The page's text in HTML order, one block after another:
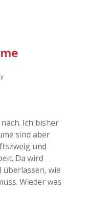
öffnen
Ich bisher
sind aber
und
Da wird
wie
Wieder was